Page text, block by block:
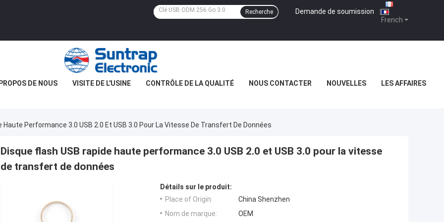
French
Demande de soumission |
Recherche
DE NOUS VISITE DE L'USINE CONTRÔLE DE LA QUALITÉ NOUS CONTACTER NOUVELLES LES AFFAIRES
Haute Performance 3.0 USB 2.0 Et USB 3.0 Pour La Vitesse De Transfert De Données
Disque flash USB rapide haute performance 3.0 USB 2.0 et USB 3.0 pour la vitesse
de transfert de données
Détails sur le produit:
Place of Origin:
China Shenzhen
Nom de marque:
OEM